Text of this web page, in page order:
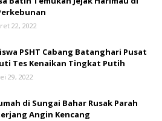
22, 2022
PSHT Cabang Batanghari Pusat
Tes Kenaikan Tingkat Putih
29, 2022
di Sungai Bahar Rusak Parah
Angin Kencang